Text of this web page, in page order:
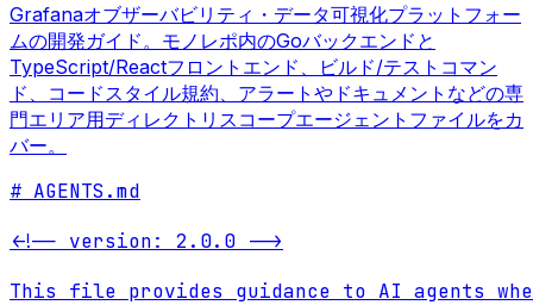
Grafanaオブザーバビリティ・データ可視化プラットフォー
ムの開発ガイド。モノレポ内のGoバックエンドと
TypeScript/Reactフロントエンド、ビルド/テストコマン
ド、コードスタイル規約、アラートやドキュメントなどの専
門エリア用ディレクトリスコープエージェントファイルをカ
バー。
# AGENTS.md
<!-- version: 2.0.0 -->
This file provides guidance to AI agents